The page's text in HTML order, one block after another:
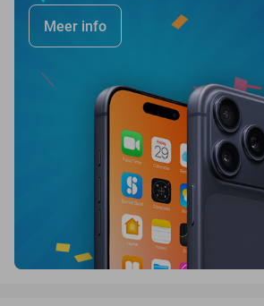
Meer info